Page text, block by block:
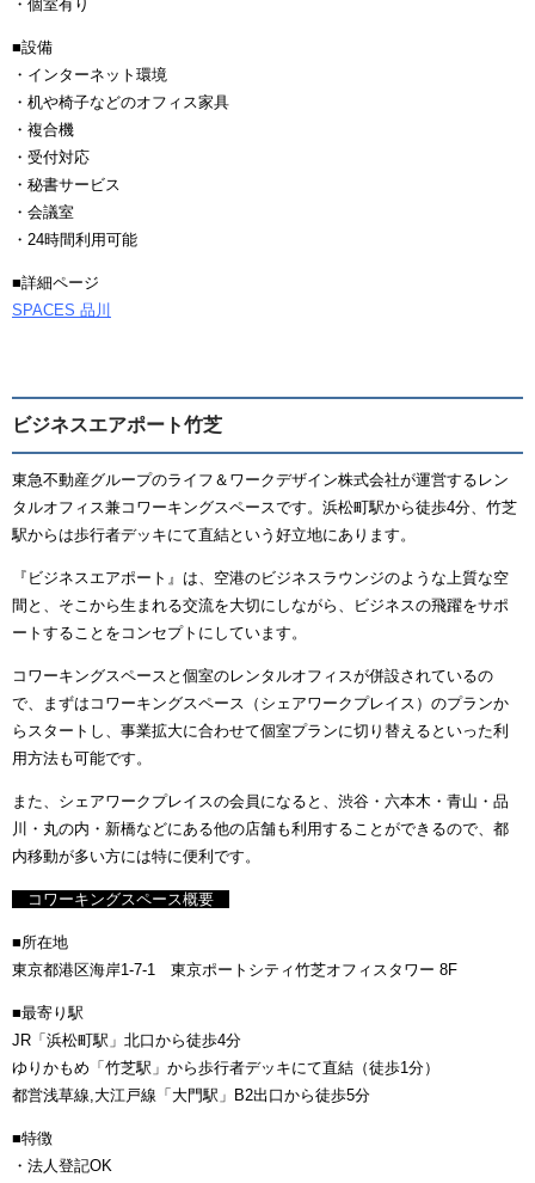
・個室有り
■設備
・インターネット環境
・机や椅子などのオフィス家具
・複合機
・受付対応
・秘書サービス
・会議室
・24時間利用可能
■詳細ページ
SPACES 品川
ビジネスエアポート竹芝
東急不動産グループのライフ＆ワークデザイン株式会社が運営するレン
タルオフィス兼コワーキングスペースです。浜松町駅から徒歩4分、竹芝
駅からは歩行者デッキにて直結という好立地にあります。
『ビジネスエアポート』は、空港のビジネスラウンジのような上質な空
間と、そこから生まれる交流を大切にしながら、ビジネスの飛躍をサポ
ートすることをコンセプトにしています。
コワーキングスペースと個室のレンタルオフィスが併設されているの
で、まずはコワーキングスペース（シェアワークプレイス）のプランか
らスタートし、事業拡大に合わせて個室プランに切り替えるといった利
用方法も可能です。
また、シェアワークプレイスの会員になると、渋谷・六本木・青山・品
川・丸の内・新橋などにある他の店舗も利用することができるので、都
内移動が多い方には特に便利です。
コワーキングスペース概要
■所在地
東京都港区海岸1-7-1 東京ポートシティ竹芝オフィスタワー 8F
■最寄り駅
JR「浜松町駅」北口から徒歩4分
ゆりかもめ「竹芝駅」から歩行者デッキにて直結（徒歩1分）
都営浅草線,大江戸線「大門駅」B2出口から徒歩5分
■特徴
・法人登記OK